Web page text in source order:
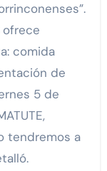
ofrece
comida
de
5 de
tendremos a